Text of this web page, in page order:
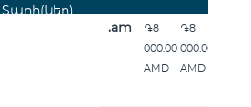
Տարի(ներ)
.am
֏8
000.00
AMD
֏8
000.00
AMD